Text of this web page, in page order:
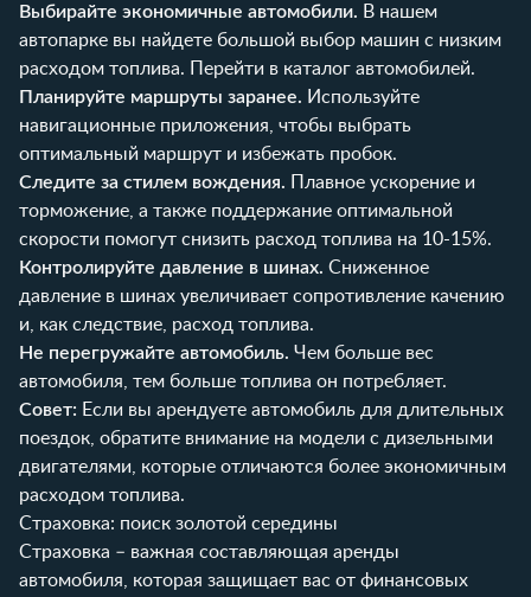
Выбирайте экономичные автомобили. В нашем
автопарке вы найдете большой выбор машин с низким
расходом топлива.
Перейти в каталог автомобилей.
Планируйте маршруты заранее. Используйте
навигационные приложения, чтобы выбрать
оптимальный маршрут и избежать пробок.
Следите за стилем вождения. Плавное ускорение и
торможение, а также поддержание оптимальной
скорости помогут снизить расход топлива на 10-15%.
Контролируйте давление в шинах. Сниженное
давление в шинах увеличивает сопротивление качению
и, как следствие, расход топлива.
Не перегружайте автомобиль. Чем больше вес
автомобиля, тем больше топлива он потребляет.
Совет: Если вы арендуете автомобиль для длительных
поездок, обратите внимание на модели с дизельными
двигателями, которые отличаются более экономичным
расходом топлива.
Страховка: поиск золотой середины
Страховка – важная составляющая аренды
автомобиля, которая защищает вас от финансовых